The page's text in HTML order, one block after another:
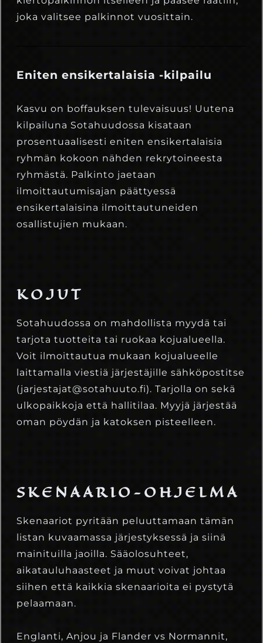
joka valitsee palkinnot vuosittain.
Eniten ensikertalaisia -kilpailu
Kasvu on boffauksen tulevaisuus! Uutena
kilpailuna Sotahuudossa kisataan
prosentuaalisesti eniten ensikertalaisia
ryhmän kokoon nähden rekrytoineesta
ryhmästä. Palkinto jaetaan
ilmoittautumisajan päättyessä
ensikertalaisina ilmoittautuneiden
osallistujien mukaan.
KOJUT
Sotahuudossa on mahdollista myydä tai
tarjota tuotteita tai ruokaa kojualueella.
Voit ilmoittautua mukaan kojualueelle
laittamalla viestiä järjestäjille sähköpostitse
(jarjestajat@sotahuuto.fi). Tarjolla on sekä
ulkopaikkoja että hallitilaa. Myyjä järjestää
oman pöydän ja katoksen pisteelleen.
SKENAARIO-OHJELMA
Skenaariot pyritään peluuttamaan tämän
listan kuvaamassa järjestyksessä ja siinä
mainituilla jaoilla. Sääolosuhteet,
aikatauluhaasteet ja muut voivat johtaa
siihen että kaikkia skenaarioita ei pystytä
pelaamaan.
Englanti, Anjou ja Flander vs Normannit,